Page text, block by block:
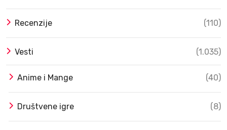
Recenzije (110)
Vesti (1.035)
Anime i Mange (40)
Društvene igre (8)